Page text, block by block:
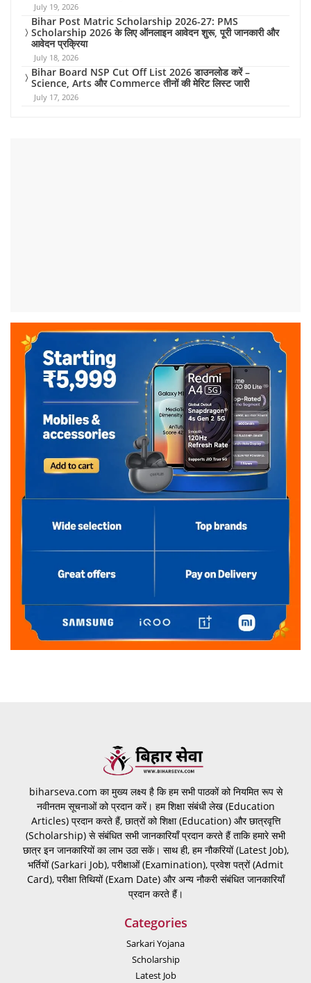
July 19, 2026
Bihar Post Matric Scholarship 2026-27: PMS
Scholarship 2026 के लिए ऑनलाइन आवेदन शुरू, पूरी जानकारी और
आवेदन प्रक्रिया
July 18, 2026
Bihar Board NSP Cut Off List 2026 डाउनलोड करें –
Science, Arts और Commerce तीनों की मेरिट लिस्ट जारी
July 17, 2026
biharseva.com का मुख्य लक्ष्य है कि हम सभी पाठकों को नियमित रूप से
नवीनतम सूचनाओं को प्रदान करें। हम शिक्षा संबंधी लेख (Education
Articles) प्रदान करते हैं, छात्रों को शिक्षा (Education) और छात्रवृत्ति
(Scholarship) से संबंधित सभी जानकारियाँ प्रदान करते हैं ताकि हमारे सभी
छात्र इन जानकारियों का लाभ उठा सकें। साथ ही, हम नौकरियों (Latest Job),
भर्तियों (Sarkari Job), परीक्षाओं (Examination), प्रवेश पत्रों (Admit
Card), परीक्षा तिथियों (Exam Date) और अन्य नौकरी संबंधित जानकारियाँ
प्रदान करते हैं।
Categories
Sarkari Yojana
Scholarship
Latest Job